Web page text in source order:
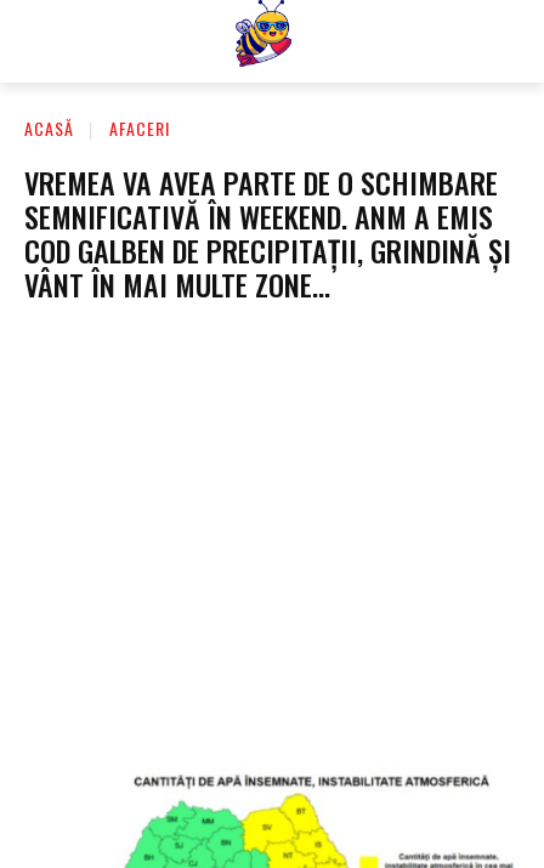
ACASĂ AFACERI
VREMEA VA AVEA PARTE DE O SCHIMBARE
SEMNIFICATIVĂ ÎN WEEKEND. ANM A EMIS
COD GALBEN DE PRECIPITAȚII, GRINDINĂ ȘI
VÂNT ÎN MAI MULTE ZONE…